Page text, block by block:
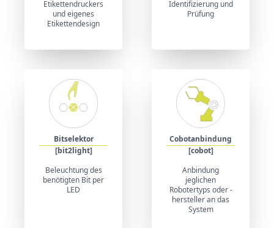
Etikettendruckers
und eigenes
Etikettendesign
Identifizierung und
Prüfung
Bitselektor
[bit2light]
Beleuchtung des
benötigten Bit per
LED
Cobotanbindung
[cobot]
Anbindung
jeglichen
Robotertyps oder -
hersteller an das
System